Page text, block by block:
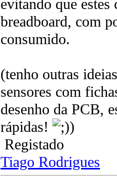
evitando que estes
breadboard, com
consumido.
(tenho outras
sensores com
desenho da PCB,
rápidas!
)
Registado
Tiago Rodrigues